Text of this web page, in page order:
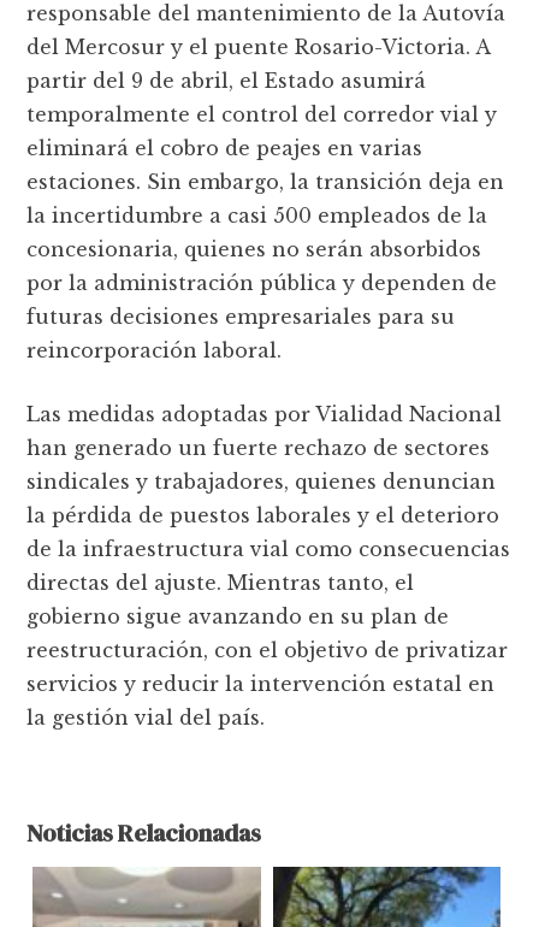
responsable del mantenimiento de la Autovía
del Mercosur y el puente Rosario-Victoria. A
partir del 9 de abril, el Estado asumirá
temporalmente el control del corredor vial y
eliminará el cobro de peajes en varias
estaciones. Sin embargo, la transición deja en
la incertidumbre a casi 500 empleados de la
concesionaria, quienes no serán absorbidos
por la administración pública y dependen de
futuras decisiones empresariales para su
reincorporación laboral.
Las medidas adoptadas por Vialidad Nacional
han generado un fuerte rechazo de sectores
sindicales y trabajadores, quienes denuncian
la pérdida de puestos laborales y el deterioro
de la infraestructura vial como consecuencias
directas del ajuste. Mientras tanto, el
gobierno sigue avanzando en su plan de
reestructuración, con el objetivo de privatizar
servicios y reducir la intervención estatal en
la gestión vial del país.
Noticias Relacionadas